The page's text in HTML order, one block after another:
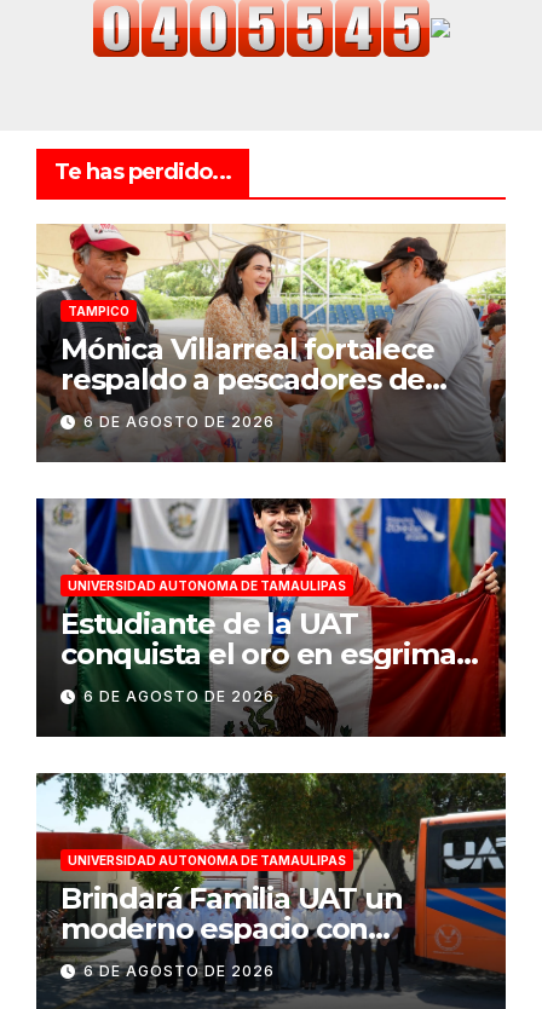
Te has perdido...
TAMPICO
Mónica Villarreal fortalece
respaldo a pescadores de
Tampico durante temporada
de veda
6 DE AGOSTO DE 2026
UNIVERSIDAD AUTONOMA DE TAMAULIPAS
Estudiante de la UAT
conquista el oro en esgrima
en Santo Domingo 2026
6 DE AGOSTO DE 2026
UNIVERSIDAD AUTONOMA DE TAMAULIPAS
Brindará Familia UAT un
moderno espacio con
sentido humano en la nueva
sede del COMASS
6 DE AGOSTO DE 2026